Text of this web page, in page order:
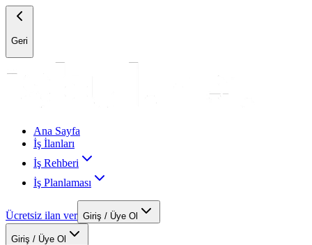
Geri
Ana Sayfa
İş İlanları
İş Rehberi
İş Planlaması
Ücretsiz ilan ver Giriş / Üye Ol
Giriş / Üye Ol